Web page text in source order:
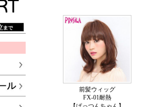
前髪ウィッグ
FX-01耐熱